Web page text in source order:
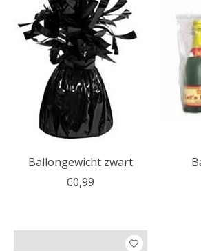
Ballongewicht zwart
€0,99